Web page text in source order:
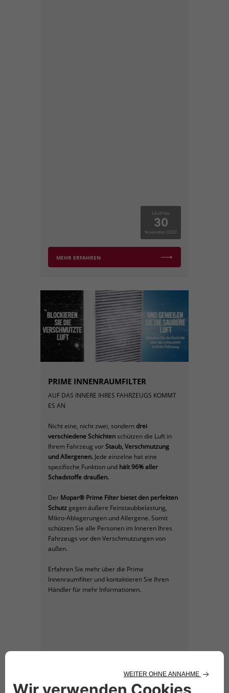
Läuft bis:
30
November 2022
MEHR ERFAHREN
PRIME INNENRAUMFILTER
AUF DAS INNERE IHRES FAHRZEUGS KOMMT
ES AN
Nicht eine, nicht zwei, sonderndrei
verschiedene Schichtenschützen die Luft in
Ihrem Fahrzeug vorStaub,Verschmutzung
und Allergenen. Jede einzelne hat eine
spezifische Funktion und hält 96% aller
Schadstoffe draußen.
Der Mopar® Prime Filter bietet den perfekten
Schutz gegen äußere Feinstaubbelastung,
Mikro-Ablagerungen und Allergene. Somit
schützen Sie alle Personen im Inneren Ihres
Fahrzeugs vor den Verschmutzungen von
außen.
Erfahren Sie mehr über die Prime
Innenraumfilter und kontaktieren Sie Ihren
Händler für mehr Informationen.